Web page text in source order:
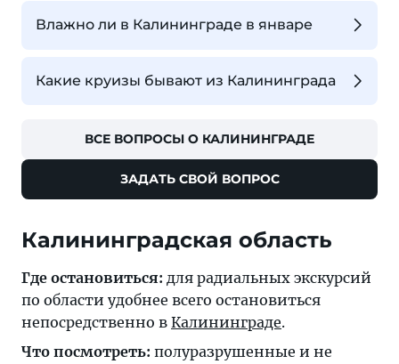
Влажно ли в Калининграде в январе
Какие круизы бывают из Калининграда
ВСЕ ВОПРОСЫ О КАЛИНИНГРАДЕ
ЗАДАТЬ СВОЙ ВОПРОС
Калининградская область
Где остановиться: для радиальных экскурсий
по области удобнее всего остановиться
непосредственно в Калининграде.
Что посмотреть: полуразрушенные и не